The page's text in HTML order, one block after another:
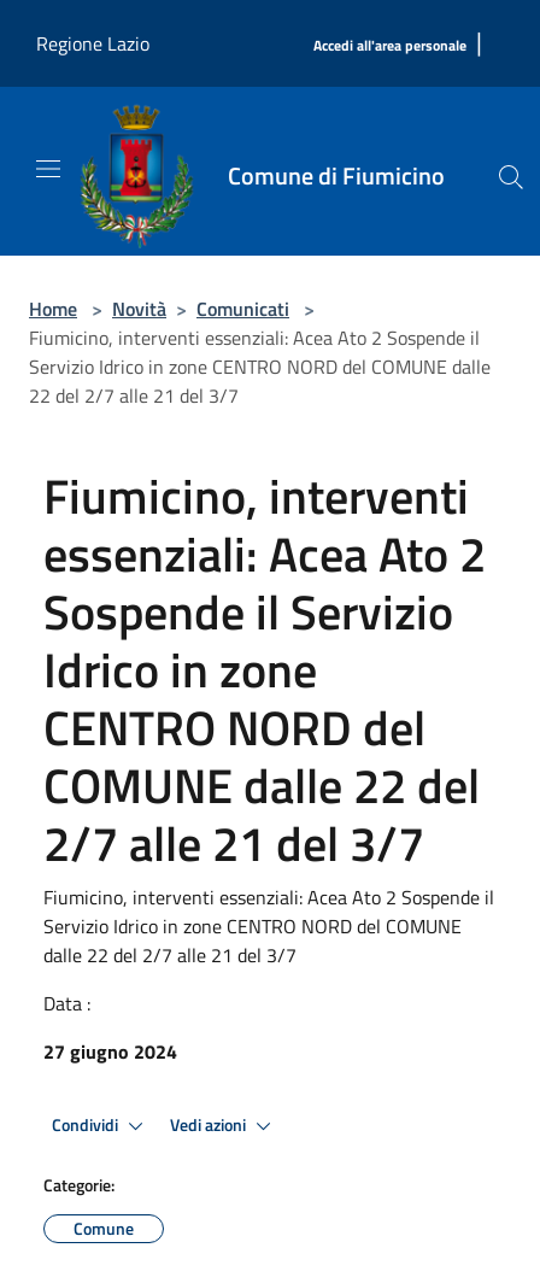
Regione Lazio
Accedi all'area personale |
Comune di Fiumicino
Home > Novità > Comunicati >
Fiumicino, interventi essenziali: Acea Ato 2 Sospende il
Servizio Idrico in zone CENTRO NORD del COMUNE dalle
22 del 2/7 alle 21 del 3/7
Fiumicino, interventi
essenziali: Acea Ato 2
Sospende il Servizio
Idrico in zone
CENTRO NORD del
COMUNE dalle 22 del
2/7 alle 21 del 3/7
Fiumicino, interventi essenziali: Acea Ato 2 Sospende il
Servizio Idrico in zone CENTRO NORD del COMUNE
dalle 22 del 2/7 alle 21 del 3/7
Data :
27 giugno 2024
Condividi Vedi azioni
Categorie:
Comune